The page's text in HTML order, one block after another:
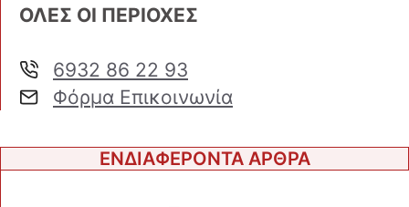
ΟΛΕΣ ΟΙ ΠΕΡΙΟΧΕΣ
6932 86 22 93
Φόρμα Επικοινωνία
ΕΝΔΙΑΦΕΡΟΝΤΑ ΑΡΘΡΑ